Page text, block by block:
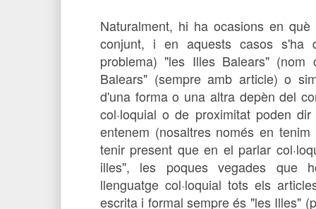
Naturalment, hi ha ocasions en
conjunt, i en aquests casos
problema) "les Illes Balears"
Balears" (sempre amb article) o
d'una forma o una altra depèn del
col·loquial o de proximitat poden
entenem (nosaltres només en
tenir present que en el parlar
illes", les poques vegades que
llenguatge col·loquial tots els
escrita i formal sempre és "les Illes"